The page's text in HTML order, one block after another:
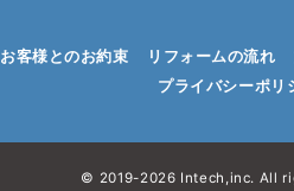
お客様とのお約束 リフォームの流れ
プライバシーポリ
© 2019-2026 Intech,inc. All